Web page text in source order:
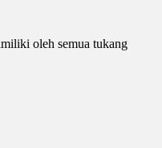
oleh semua tukang